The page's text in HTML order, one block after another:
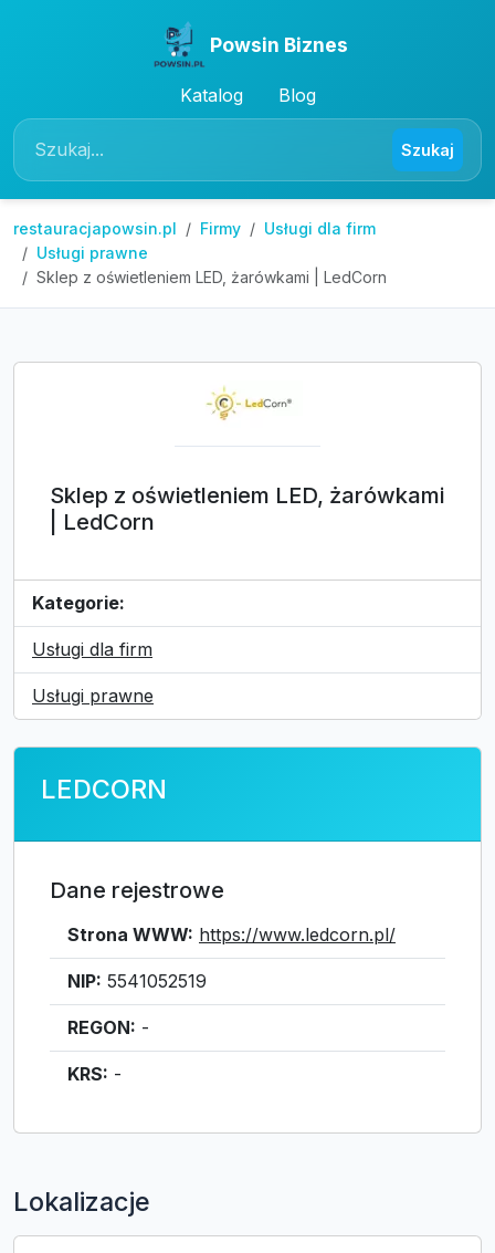
Powsin Biznes
Katalog Blog
Szukaj
restauracjapowsin.pl Firmy
Usługi dla firm
Usługi prawne
Sklep z oświetleniem LED, żarówkami | LedCorn
Sklep z oświetleniem LED, żarówkami
| LedCorn
Kategorie:
Usługi dla firm
Usługi prawne
LEDCORN
Dane rejestrowe
Strona WWW: https://www.ledcorn.pl/
NIP: 5541052519
REGON: -
KRS: -
Lokalizacje